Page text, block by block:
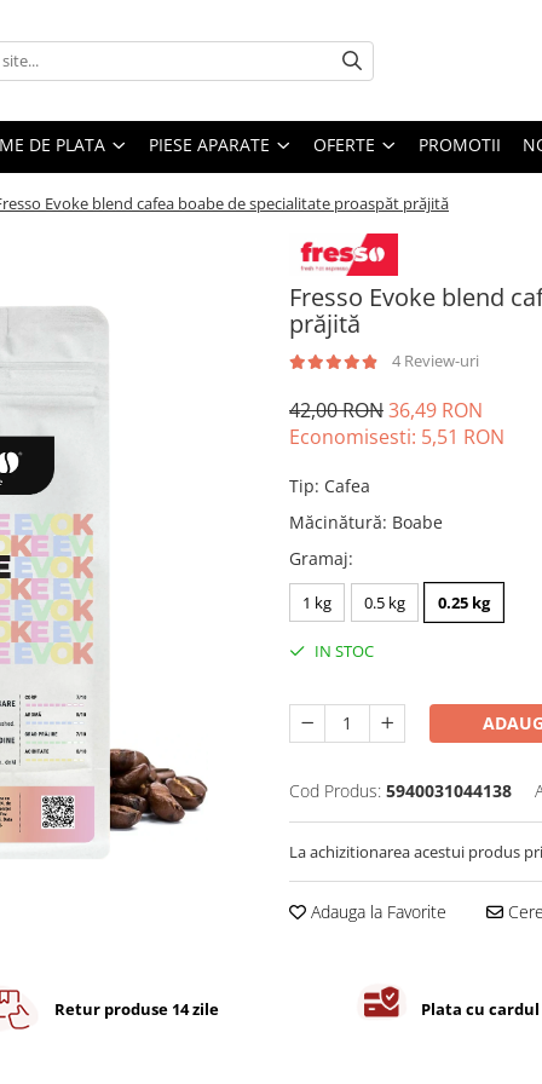
DE PLATA PIESE APARATE OFERTE PROMOTII
Evoke blend cafea boabe de specialitate proaspăt prăjită
Fresso Evoke blend
prăjită
4 Review-uri
42,00 RON36,49 RON
Economisesti: 5,51 RON
Tip: Cafea
Măcinătură: Boabe
Gramaj:
1 kg 0.5 kg 0.25 kg
IN STOC
Cod Produs: 5940031044138
La achizitionarea acestui produs
Adauga la Favorite
Retur produse 14 zile Plata cu cardul